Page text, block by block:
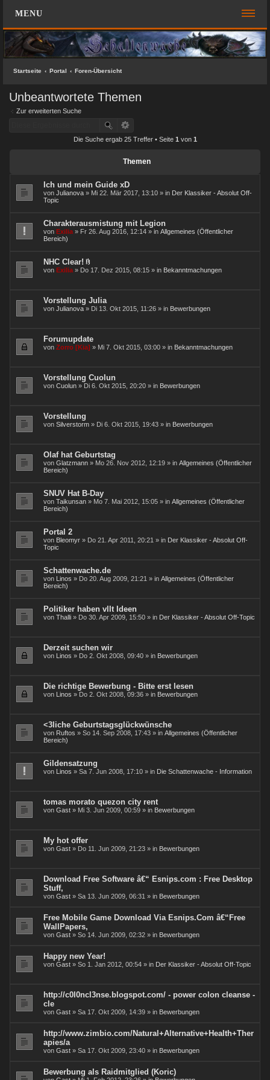
MENU
FOREN-ÜBERSICHT
Aktive Themen
ANMELDEN
KONTAKT
Startseite Portal Foren-Übersicht
Unbeantwortete Themen
Zur erweiterten Suche
Die Suche ergab 25 Treffer • Seite 1von 1
Themen
Ich und mein Guide xD
von Julianova » Mi 22. Mär 2017, 13:10 » in Der Klassiker - Absolut Off-
Topic
Charakterausmistung mit Legion
von Exilia » Fr 26. Aug 2016, 12:14 » in Allgemeines (Öffentlicher
Bereich)
NHC Clear!
D
i
a
n
g
von Exilia » Do 17. Dez 2015, 08:15 » in Bekanntmachungen
Vorstellung Julia
von Julianova » Di 13. Okt 2015, 11:26 » in Bewerbungen
Forumupdate
von Zorro [Kia] » Mi 7. Okt 2015, 03:00 » in Bekanntmachungen
Vorstellung Cuolun
von Cuolun » Di 6. Okt 2015, 20:20 » in Bewerbungen
Vorstellung
von Silverstorm » Di 6. Okt 2015, 19:43 » in Bewerbungen
Olaf hat Geburtstag
von Glatzmann » Mo 26. Nov 2012, 12:19 » in Allgemeines (Öffentlicher
Bereich)
SNUV Hat B-Day
von Taikunsan » Mo 7. Mai 2012, 15:05 » in Allgemeines (Öffentlicher
Bereich)
Portal 2
von Bleomyr » Do 21. Apr 2011, 20:21 » in Der Klassiker - Absolut Off-
Topic
Schattenwache.de
von Linos » Do 20. Aug 2009, 21:21 » in Allgemeines (Öffentlicher
Bereich)
Politiker haben vllt Ideen
von Thalli » Do 30. Apr 2009, 15:50 » in Der Klassiker - Absolut Off-Topic
Derzeit suchen wir
von Linos » Do 2. Okt 2008, 09:40 » in Bewerbungen
Die richtige Bewerbung - Bitte erst lesen
von Linos » Do 2. Okt 2008, 09:36 » in Bewerbungen
<3liche Geburtstagsglückwünsche
von Ruftos » So 14. Sep 2008, 17:43 » in Allgemeines (Öffentlicher
Bereich)
Gildensatzung
von Linos » Sa 7. Jun 2008, 17:10 » in Die Schattenwache - Information
tomas morato quezon city rent
von Gast » Mi 3. Jun 2009, 00:59 » in Bewerbungen
My hot offer
von Gast » Do 11. Jun 2009, 21:23 » in Bewerbungen
Download Free Software â€“ Esnips.com : Free Desktop
Stuff,
von Gast » Sa 13. Jun 2009, 06:31 » in Bewerbungen
Free Mobile Game Download Via Esnips.Com â€“Free
WallPapers,
von Gast » So 14. Jun 2009, 02:32 » in Bewerbungen
Happy new Year!
von Gast » So 1. Jan 2012, 00:54 » in Der Klassiker - Absolut Off-Topic
http://c0l0ncl3nse.blogspot.com/ - power colon cleanse -
cle
von Gast » Sa 17. Okt 2009, 14:39 » in Bewerbungen
http://www.zimbio.com/Natural+Alternative+Health+Ther
apies/a
von Gast » Sa 17. Okt 2009, 23:40 » in Bewerbungen
Bewerbung als Raidmitglied (Koric)